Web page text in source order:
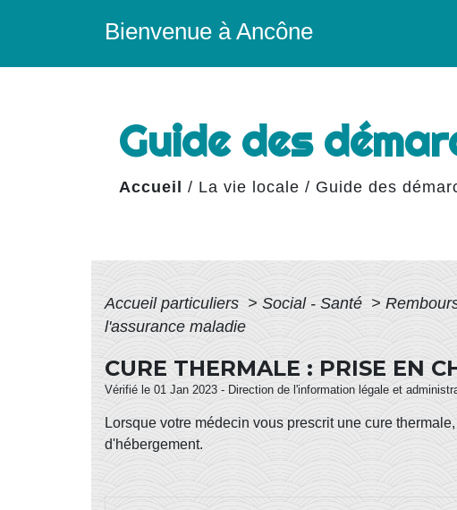
Bienvenue à Ancône
Guide des
Accueil / La vie locale / Guide des
Accueil particuliers > Social - Santé >
l'assurance maladie
CURE THERMALE : PRISE EN
Vérifié le 01 Jan 2023 - Direction de l'information légale et
Lorsque votre médecin vous prescrit une cure
d'hébergement.